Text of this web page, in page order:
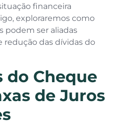
financeira
exploraremos como
podem ser aliadas
redução das dívidas do
do Cheque
de Juros